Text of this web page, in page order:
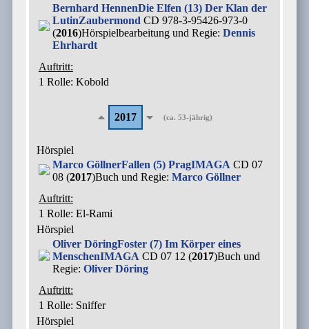
Bernhard HennenDie Elfen (13) Der Klan der
LutinZaubermond CD 978-3-95426-973-0
(2016)Hörspielbearbeitung und Regie: Dennis
Ehrhardt
Auftritt:
1 Rolle: Kobold
2017 (ca. 53-jährig)
Hörspiel
Marco GöllnerFallen (5) PragIMAGA CD 07
08 (2017)Buch und Regie: Marco Göllner
Auftritt:
1 Rolle: El-Rami
Hörspiel
Oliver DöringFoster (7) Im Körper eines
MenschenIMAGA CD 07 12 (2017)Buch und
Regie: Oliver Döring
Auftritt:
1 Rolle: Sniffer
Hörspiel